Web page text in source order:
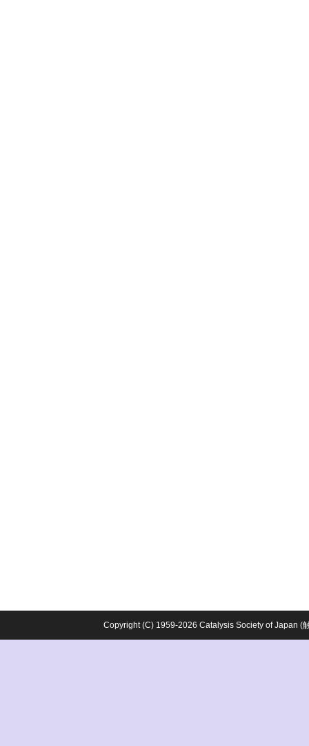
Copyright (C) 1959-2026 Catalysis Society of Japan (